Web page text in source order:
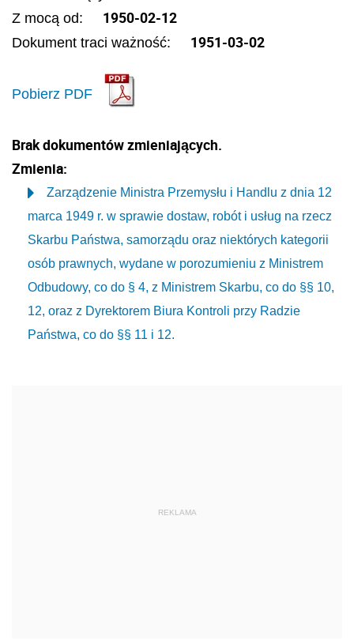
Z mocą od: 1950-02-12
Dokument traci ważność: 1951-03-02
Pobierz PDF
Brak dokumentów zmieniających.
Zmienia:
Zarządzenie Ministra Przemysłu i Handlu z dnia 12
marca 1949 r. w sprawie dostaw, robót i usług na rzecz
Skarbu Państwa, samorządu oraz niektórych kategorii
osób prawnych, wydane w porozumieniu z Ministrem
Odbudowy, co do § 4, z Ministrem Skarbu, co do §§ 10,
12, oraz z Dyrektorem Biura Kontroli przy Radzie
Państwa, co do §§ 11 i 12.